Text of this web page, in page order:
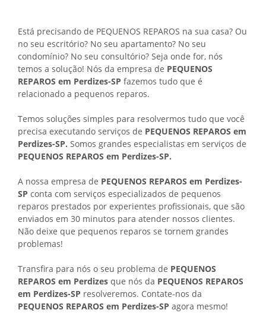
Está precisando de PEQUENOS REPAROS na sua casa? Ou
no seu escritório? No seu apartamento? No seu
condomínio? No seu consultório? Seja onde for, nós
temos a solução! Nós da empresa de PEQUENOS
REPAROS em Perdizes-SP fazemos tudo que é
relacionado a pequenos reparos.
Temos soluções simples para resolvermos tudo que você
precisa executando serviços de PEQUENOS REPAROS em
Perdizes-SP. Somos grandes especialistas em serviços de
PEQUENOS REPAROS em Perdizes-SP.
A nossa empresa de PEQUENOS REPAROS em Perdizes-
SP conta com serviços especializados de pequenos
reparos prestados por experientes profissionais, que são
enviados em 30 minutos para atender nossos clientes.
Não deixe que pequenos reparos se tornem grandes
problemas!
Transfira para nós o seu problema de PEQUENOS
REPAROS em Perdizes que nós da PEQUENOS REPAROS
em Perdizes-SP resolveremos. Contate-nos da
PEQUENOS REPAROS em Perdizes-SP agora mesmo!